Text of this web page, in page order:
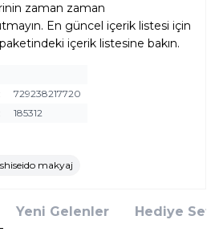
zaman zaman
En güncel içerik listesi için
içerik listesine bakın.
729238217720
185312
makyaj
Yeni Gelenler Hediye